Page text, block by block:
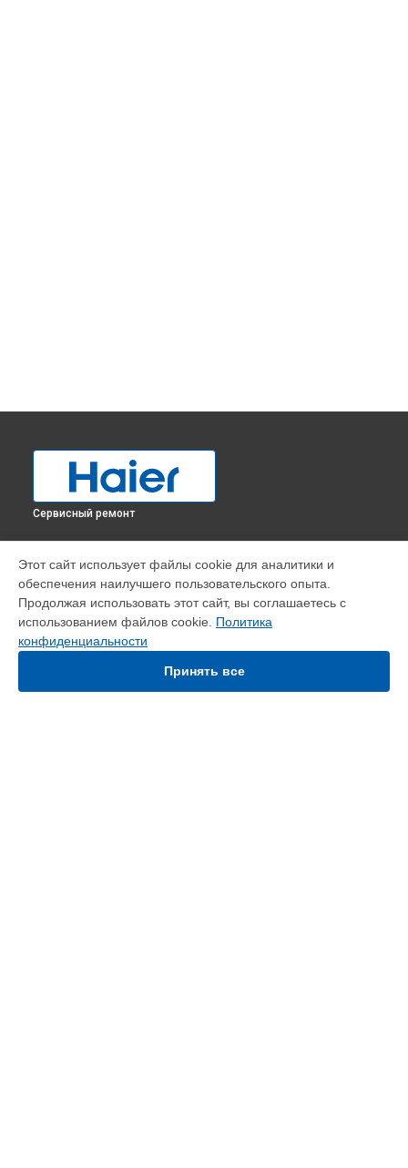
Сервисный ремонт
Водонагреватель
Кондиционер
Кухонная плита
Микроволновая печь
Этот сайт использует файлы cookie для аналитики и
обеспечения наилучшего пользовательского опыта.
Продолжая использовать этот сайт, вы соглашаетесь с
использованием файлов cookie. Политика
конфиденциальности
Принять все